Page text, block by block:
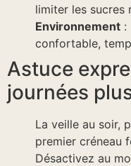
limiter les sucres
Environnement :
confortable,
Astuce
journées
La veille au soir,
premier créneau
Désactivez au